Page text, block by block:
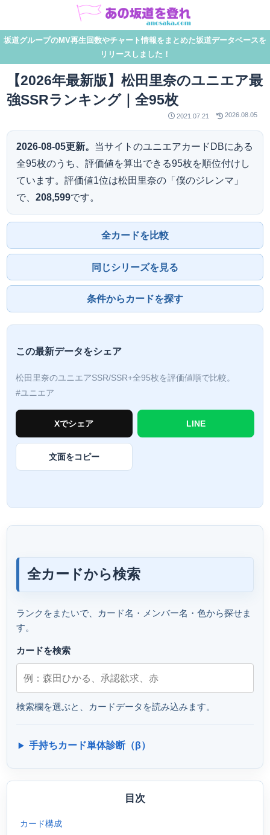
坂道グループのMV再生回数やチャート情報をまとめた坂道データベースを
リリースしました！
【2026年最新版】松田里奈のユニエア最
強SSRランキング｜全95枚
2021.07.21 2026.08.05
2026-08-05更新。 当サイトのユニエアカードDBにある
全95枚のうち、評価値を算出できる95枚を順位付けし
ています。評価値1位は松田里奈の「僕のジレンマ」
で、 208,599です。
全カードを比較
同じシリーズを見る
条件からカードを探す
この最新データをシェア
松田里奈のユニエアSSR/SSR+全95枚を評価値順で比較。
#ユニエア
Xでシェア LINE
文面をコピー
全カードから検索
ランクをまたいで、カード名・メンバー名・色から探せま
す。
カードを検索
検索欄を選ぶと、カードデータを読み込みます。
手持ちカード単体診断（β）
目次
カード構成